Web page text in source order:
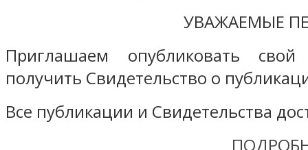
УВАЖАЕМЫЕ
Приглашаем опубликовать
получить Свидетельство о
Все публикации и Свидетельства